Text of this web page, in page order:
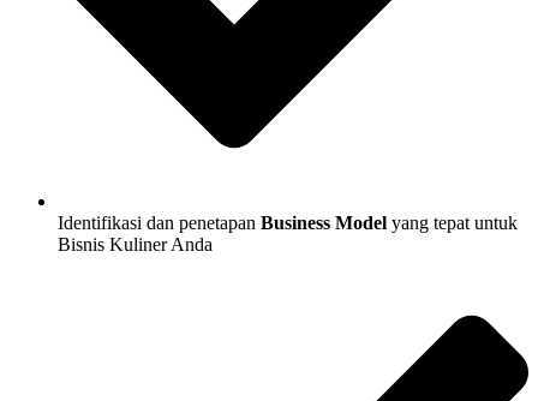
Identifikasi dan penetapan Business Model yang tepat untuk
Bisnis Kuliner Anda